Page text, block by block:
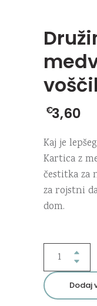
€3,60
Kaj je
Kartica z
čestitka za
za rojstni
dom.
Družina
medvedki
voščilnica
Dodaj